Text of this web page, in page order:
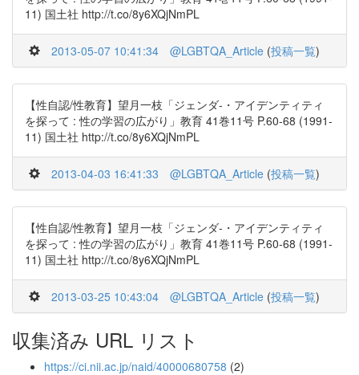
11) 国土社 http://t.co/8y6XQjNmPL
2013-05-07 10:41:34 @LGBTQA_Article (投稿一覧)
【性自認/性教育】望月一枝「ジェンダ-・アイデンティティ
を探って : 性の学習の広がり」教育 41巻11号 P.60-68 (1991-
11) 国土社 http://t.co/8y6XQjNmPL
2013-04-03 16:41:33 @LGBTQA_Article (投稿一覧)
【性自認/性教育】望月一枝「ジェンダ-・アイデンティティ
を探って : 性の学習の広がり」教育 41巻11号 P.60-68 (1991-
11) 国土社 http://t.co/8y6XQjNmPL
2013-03-25 10:43:04 @LGBTQA_Article (投稿一覧)
収集済み URL リスト
https://ci.nii.ac.jp/naid/40000680758 (2)